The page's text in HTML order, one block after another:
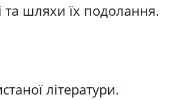
та шляхи їх подолання.
літератури.